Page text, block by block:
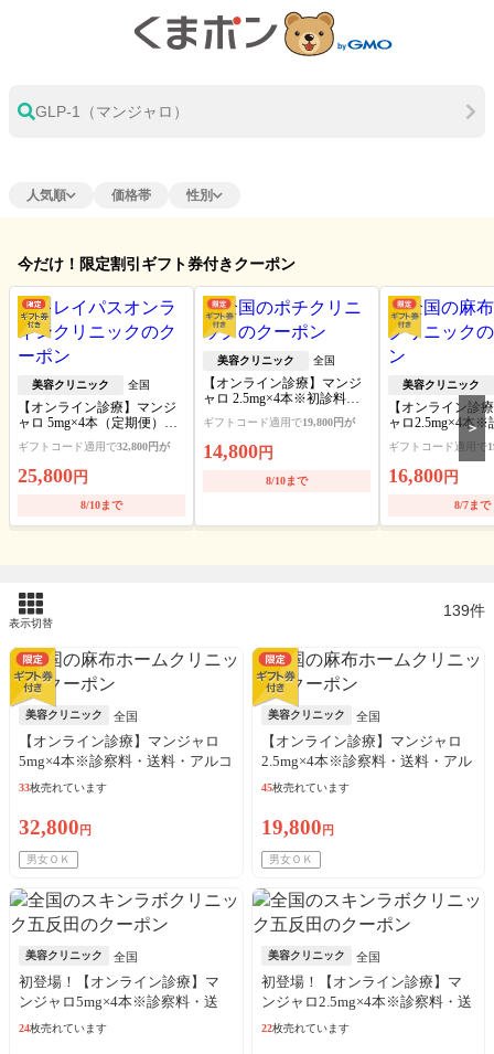
GLP-1（マンジャロ）
人気順 価格帯 性別
今だけ！限定割引ギフト券付きクーポン
＞
美容クリニック 全国
【オンライン診療】マンジ
ャロ 5mg×4本（定期便）※
送料・アルコール綿・診察
料込
ギフトコード適用で32,800円が
25,800 円
8/10まで
美容クリニック 全国
【オンライン診療】マンジ
ャロ 2.5mg×4本※初診料・送
ギフトコード適用で19,800円が
14,800 円
8/10まで
美容クリニック
【オンライン診
ャロ2.5mg×4本※
ート可
ギフトコード適用で
16,800 円
8/7まで
表示切替
139件
美容クリニック 全国
【オンライン診療】マンジャロ
5mg×4本※診察料・送料・アルコ
ール綿込／リピート可
33枚売れています
32,800 円
男女ＯＫ
美容クリニック 全国
【オンライン診療】マンジャロ
2.5mg×4本※診察料・送料・アル
コール綿込／リピート可
45枚売れています
19,800 円
男女ＯＫ
美容クリニック 全国
初登場！【オンライン診療】マ
ンジャロ5mg×4本※診察料・送
料・アルコール綿込／リピート
24枚売れています
美容クリニック 全国
初登場！【オンライン診療】マ
ンジャロ2.5mg×4本※診察料・送
料・アルコール綿込／リピート
22枚売れています